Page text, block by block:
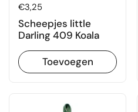
Prijs:
€3,25
Scheepjes little
Darling 409 Koala
Toevoegen